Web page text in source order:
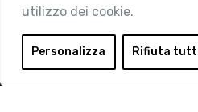
utilizzo dei cookie.
Personalizza Rifiuta
Area Riservata
Login
Diventa Socio